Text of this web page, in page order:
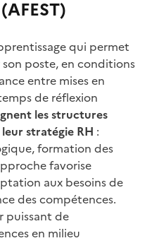
qui permet
poste, en conditions
entre mises en
de réflexion
les structures
stratégie RH :
formation des
favorise
aux besoins de
des compétences.
puissant de
en milieu